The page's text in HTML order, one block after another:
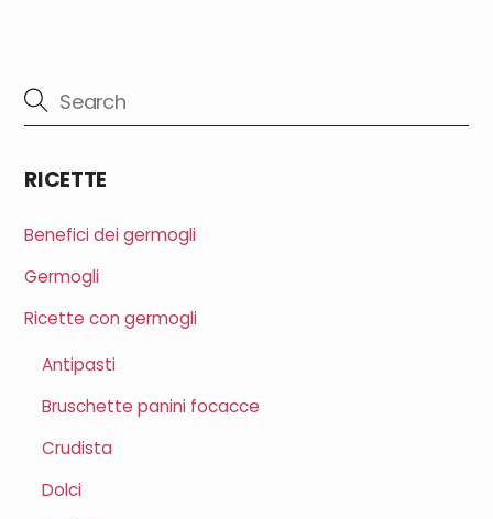
RICETTE
Benefici dei germogli
Germogli
Ricette con germogli
Antipasti
Bruschette panini focacce
Crudista
Dolci